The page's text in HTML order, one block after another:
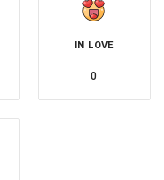
IN LOVE
0